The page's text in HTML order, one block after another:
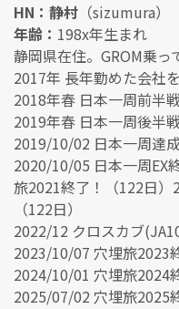
HN：静村 （sizumura）
年齢： 198x年生まれ
静岡県在住。GROM乗っ
2017年 長年勤めた会社を
2018年春 日本一周前半
2019年春 日本一周後半
2019/10/02 日本一周達
2020/10/05 日本一周EX
旅2021終了！（122日）
（122日）
2022/12 クロスカブ
2023/10/07 穴埋旅2023
2024/10/01 穴埋旅2024
2025/07/02 穴埋旅2025